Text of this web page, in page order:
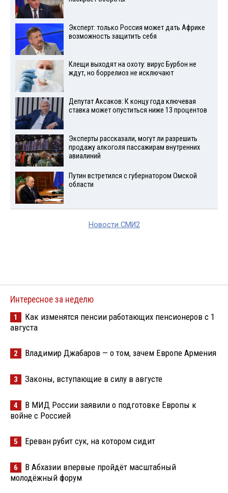
Эксперт: только Россия может дать Африке
возможность защитить себя
Клещи выходят на охоту: вирус Бурбон не
ждут, но боррелиоз не исключают
Депутат Аксаков: К концу года ключевая
ставка может опуститься ниже 13 процентов
Эксперты рассказали, могут ли разрешить
продажу алкоголя пассажирам внутренних
авиалиний
Путин встретился с губернатором Омской
области
Новости СМИ2
Интересное за неделю
1
Как изменятся пенсии работающих пенсионеров с 1
августа
2 Владимир Джабаров — о том, зачем Европе Армения
3 Законы, вступающие в силу в августе
4
В МИД России заявили о подготовке Европы к
войне с Россией
5 Ереван рубит сук, на котором сидит
6
В Абхазии впервые пройдёт масштабный
молодёжный форум